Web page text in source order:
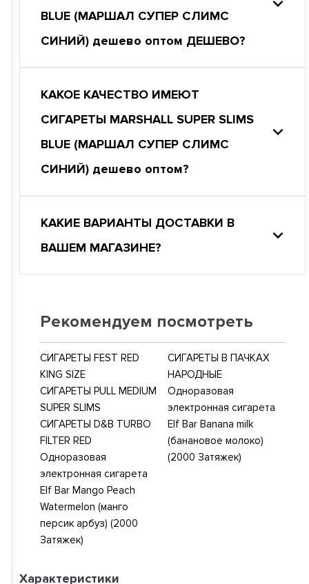
BLUE (МАРШАЛ СУПЕР СЛИМС
СИНИЙ) дешево оптом ДЕШЕВО?
КАКОЕ КАЧЕСТВО ИМЕЮТ
СИГАРЕТЫ MARSHALL SUPER SLIMS
BLUE (МАРШАЛ СУПЕР СЛИМС
СИНИЙ) дешево оптом?
КАКИЕ ВАРИАНТЫ ДОСТАВКИ В
ВАШЕМ МАГАЗИНЕ?
Рекомендуем посмотреть
СИГАРЕТЫ FEST RED
KING SIZE
СИГАРЕТЫ PULL MEDIUM
SUPER SLIMS
СИГАРЕТЫ D&B TURBO
FILTER RED
Одноразовая
электронная сигарета
Elf Bar Mango Peach
Watermelon (манго
персик арбуз) (2000
Затяжек)
СИГАРЕТЫ В ПАЧКАХ
НАРОДНЫЕ
Одноразовая
электронная сигарета
Elf Bar Banana milk
(банановое молоко)
(2000 Затяжек)
Характеристики